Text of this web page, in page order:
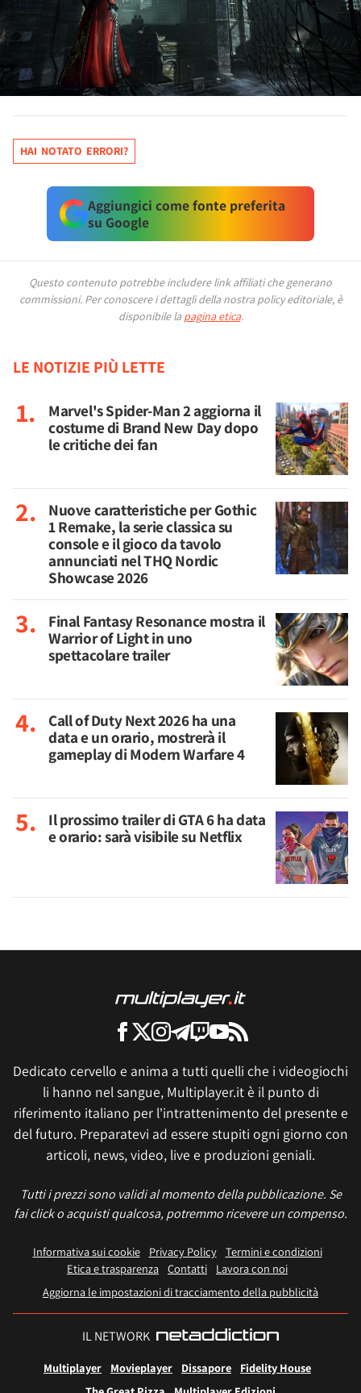
HAI NOTATO ERRORI?
Aggiungici come fonte preferita
su Google
Questo contenuto potrebbe includere link affiliati che generano
commissioni. Per conoscere i dettagli della nostra policy editoriale, è
disponibile la pagina etica.
LE NOTIZIE PIÙ LETTE
Marvel's Spider-Man 2 aggiorna il
costume di Brand New Day dopo
le critiche dei fan
Nuove caratteristiche per Gothic
1 Remake, la serie classica su
console e il gioco da tavolo
annunciati nel THQ Nordic
Showcase 2026
Final Fantasy Resonance mostra il
Warrior of Light in uno
spettacolare trailer
Call of Duty Next 2026 ha una
data e un orario, mostrerà il
gameplay di Modern Warfare 4
Il prossimo trailer di GTA 6 ha data
e orario: sarà visibile su Netflix
Dedicato cervello e anima a tutti quelli che i videogiochi
li hanno nel sangue, Multiplayer.it è il punto di
riferimento italiano per l'intrattenimento del presente e
del futuro. Preparatevi ad essere stupiti ogni giorno con
articoli, news, video, live e produzioni geniali.
Tutti i prezzi sono validi al momento della pubblicazione. Se
fai click o acquisti qualcosa, potremmo ricevere un compenso.
Informativa sui cookie Privacy Policy
Termini e condizioni
Etica e trasparenza Contatti
Lavora con noi
Aggiorna le impostazioni di tracciamento della pubblicità
IL NETWORK
Multiplayer Movieplayer Dissapore
Fidelity House